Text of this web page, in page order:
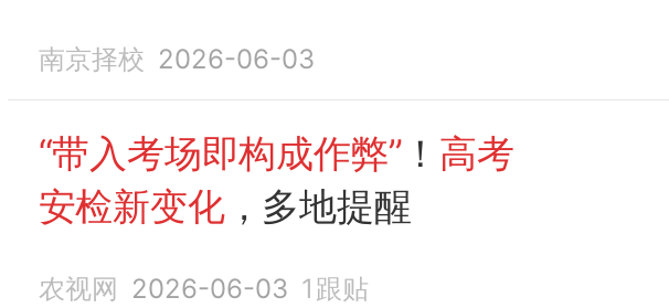
南京择校 2026-06-03
“带入考场即构成作弊” ！ 高考
安检新变化，多地提醒
农视网 2026-06-03 1 跟贴